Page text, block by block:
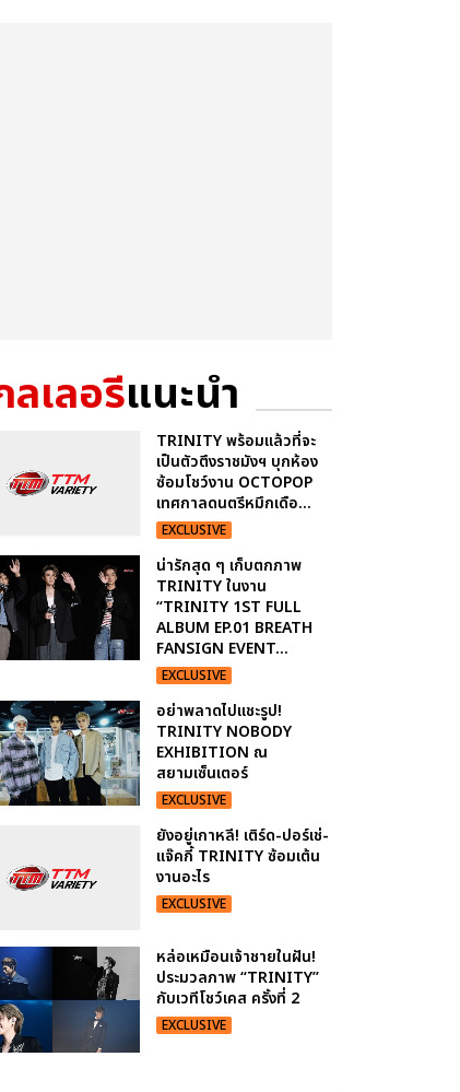
เลอรีแนะนำ
TRINITY พร้อมแล้วที่จะ
เป็นตัวตึงราชมังฯ บุกห้อง
ซ้อมโชว์งาน OCTOPOP
เทศกาลดนตรีหมึกเดือ...
EXCLUSIVE
น่ารักสุด ๆ เก็บตกภาพ
TRINITY ในงาน
“TRINITY 1ST FULL
ALBUM EP.01 BREATH
FANSIGN EVENT...
EXCLUSIVE
อย่าพลาดไปแชะรูป!
TRINITY NOBODY
EXHIBITION ณ
สยามเซ็นเตอร์
EXCLUSIVE
ยังอยู่เกาหลี! เติร์ด-ปอร์เช่-
แจ๊คกี้ TRINITY ซ้อมเต้น
งานอะไร
EXCLUSIVE
หล่อเหมือนเจ้าชายในฝัน!
ประมวลภาพ “TRINITY”
กับเวทีโชว์เคส ครั้งที่ 2
EXCLUSIVE